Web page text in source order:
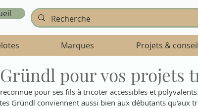
Marques Projets &
pour vos projets
pour ses fils à tricoter accessibles et
Gründl conviennent aussi bien aux débutants qu’aux